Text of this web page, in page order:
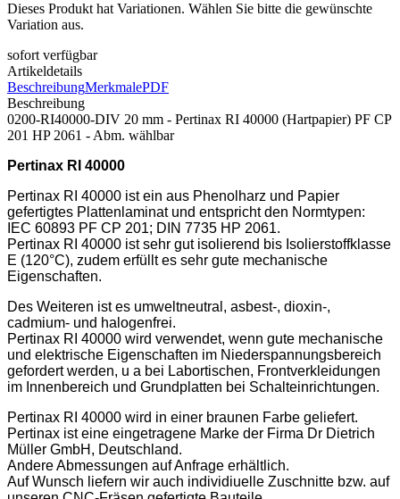
Dieses Produkt hat Variationen. Wählen Sie bitte die gewünschte
Variation aus.
sofort verfügbar
Artikeldetails
BeschreibungMerkmalePDF
Beschreibung
0200-RI40000-DIV 20 mm - Pertinax RI 40000 (Hartpapier) PF CP
201 HP 2061 - Abm. wählbar
Pertinax RI 40000
Pertinax RI 40000 ist ein aus Phenolharz und Papier
gefertigtes Plattenlaminat und entspricht den Normtypen:
IEC 60893 PF CP 201; DIN 7735 HP 2061.
Pertinax RI 40000 ist sehr gut isolierend bis Isolierstoffklasse
E (120°C), zudem erfüllt es sehr gute mechanische
Eigenschaften.
Des Weiteren ist es umweltneutral, asbest-, dioxin-,
cadmium- und halogenfrei.
Pertinax RI 40000 wird verwendet, wenn gute mechanische
und elektrische Eigenschaften im Niederspannungsbereich
gefordert werden, u a bei Labortischen, Frontverkleidungen
im Innenbereich und Grundplatten bei Schalteinrichtungen.
Pertinax RI 40000 wird in einer braunen Farbe geliefert.
Pertinax ist eine eingetragene Marke der Firma Dr Dietrich
Müller GmbH, Deutschland.
Andere Abmessungen auf Anfrage erhältlich.
Auf Wunsch liefern wir auch individiuelle Zuschnitte bzw. auf